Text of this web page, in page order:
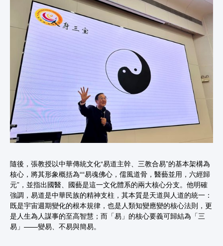
隨後，張教授以中華傳統文化“易道主幹、三教合易”的基本架構為
核心，將其形象概括為““易魂佛心，儒風道骨，醫藝並用，六經歸
元”，並指出國醫、國藝是這一文化體系的兩大核心分支。他明確
強調，易道是中華民族的精神支柱，其本質是天道與人道的統一：
既是宇宙週期變化的根本規律，也是人類知變應變的核心法則，更
是人生為人謀事的至高智慧；而「易」的核心要義可歸結為「三
易」——變易、不易與簡易。